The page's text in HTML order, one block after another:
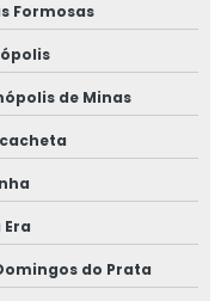
com os requisitos do
foco no BRCGS
Formosas
de Minas
Era
do Prata